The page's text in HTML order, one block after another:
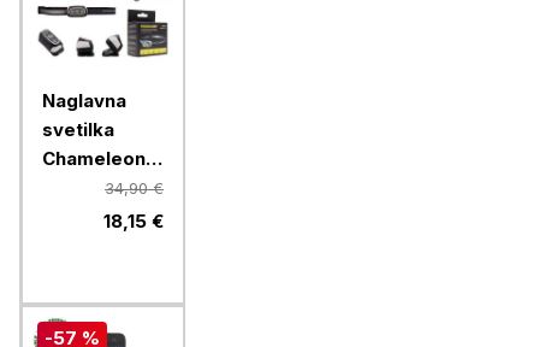
Naglavna
svetilka
Chameleon
B2SX - LED
polnilna
- črna
34,90 €
18,15 €
-57 %